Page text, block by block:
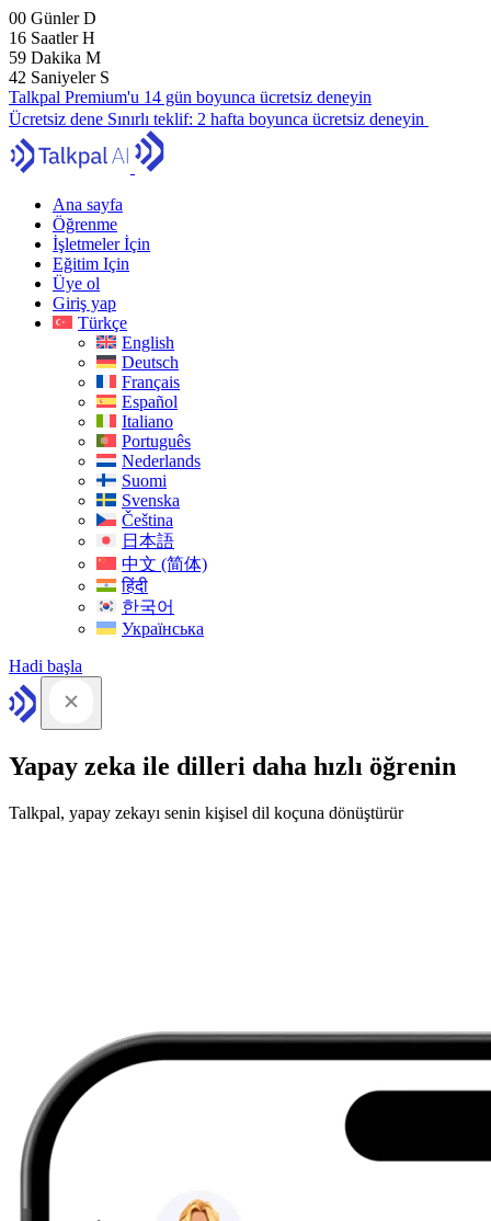
00 GünlerD
16 SaatlerH
59 Dakika M
40 Saniyeler S
Talkpal Premium'u 14 gün boyunca ücretsiz deneyin
Ücretsiz dene Sınırlı teklif: 2 hafta boyunca ücretsiz deneyin
Ana sayfa
Öğrenme
İşletmeler İçin
Eğitim Için
Üye ol
Giriş yap
Türkçe
English
Deutsch
Français
Español
Italiano
Português
Nederlands
Suomi
Svenska
Čeština
日本語
中文 (简体)
हिंदी
한국어
Українська
Hadi başla
Yapay zeka ile dilleri daha hızlı öğrenin
Talkpal, yapay zekayı senin kişisel dil koçuna dönüştürür